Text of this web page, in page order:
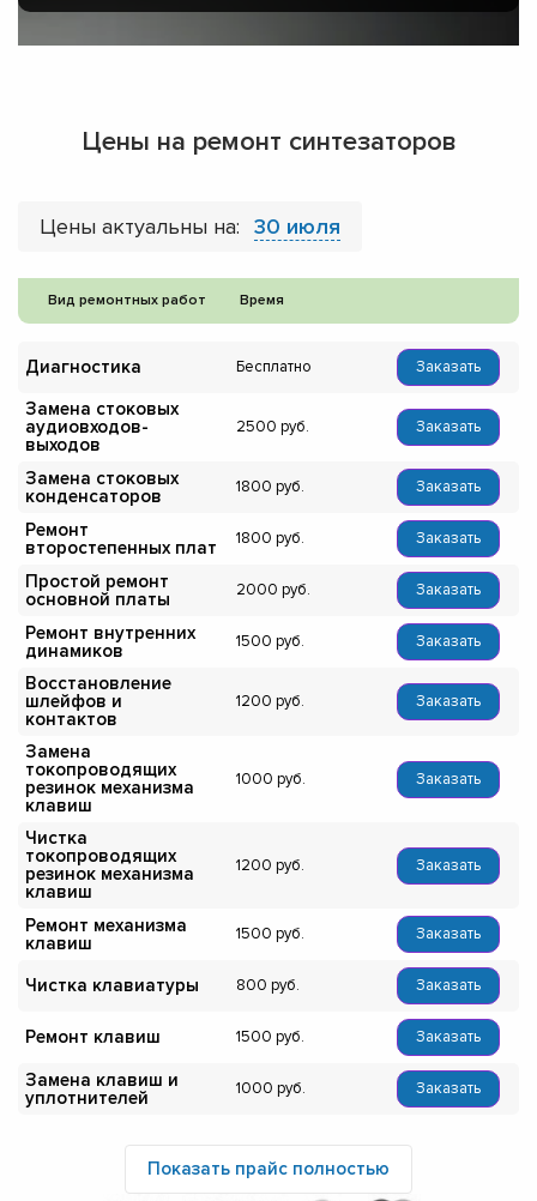
Цены на ремонт синтезаторов
Цены актуальны на: 30 июля
Вид ремонтных работ Время
Диагностика Бесплатно Заказать
Замена стоковых
аудиовходов-
выходов
2500 Заказать
Замена стоковых
конденсаторов
1800 Заказать
Ремонт
второстепенных плат
1800 Заказать
Простой ремонт
основной платы
2000 Заказать
Ремонт внутренних
динамиков
1500 Заказать
Восстановление
шлейфов и
контактов
1200 Заказать
Замена
токопроводящих
резинок механизма
клавиш
1000 Заказать
Чистка
токопроводящих
резинок механизма
клавиш
1200 Заказать
Ремонт механизма
клавиш
1500 Заказать
Чистка клавиатуры 800 Заказать
Ремонт клавиш 1500 Заказать
Замена клавиш и
уплотнителей
1000 Заказать
Показать прайс полностью